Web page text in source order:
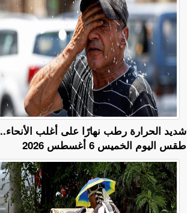
​شديد الحرارة رطب نهارًا على أغلب الأنحاء..
طقس اليوم الخميس 6 أغسطس 2026